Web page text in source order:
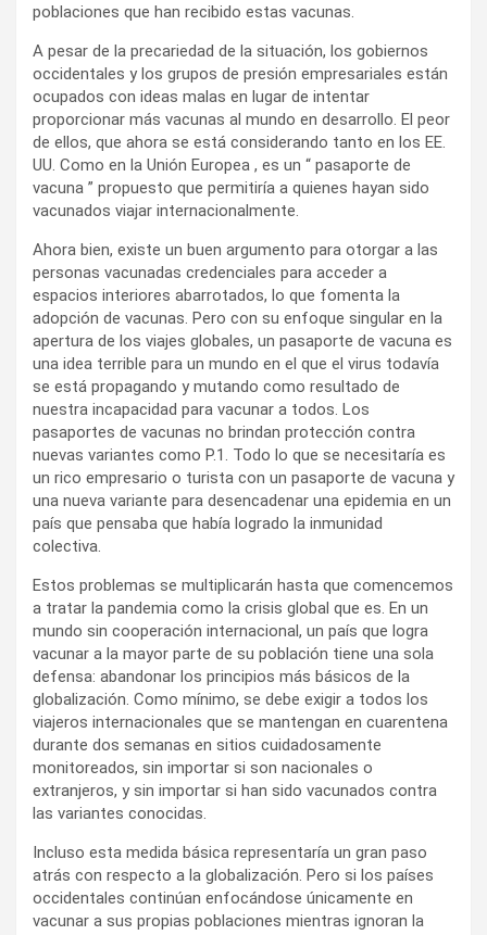
poblaciones que han recibido estas vacunas.
A pesar de la precariedad de la situación, los gobiernos
occidentales y los grupos de presión empresariales están
ocupados con ideas malas en lugar de intentar
proporcionar más vacunas al mundo en desarrollo. El peor
de ellos, que ahora se está considerando tanto en los EE.
UU. Como en la Unión Europea , es un “ pasaporte de
vacuna ” propuesto que permitiría a quienes hayan sido
vacunados viajar internacionalmente.
Ahora bien, existe un buen argumento para otorgar a las
personas vacunadas credenciales para acceder a
espacios interiores abarrotados, lo que fomenta la
adopción de vacunas. Pero con su enfoque singular en la
apertura de los viajes globales, un pasaporte de vacuna es
una idea terrible para un mundo en el que el virus todavía
se está propagando y mutando como resultado de
nuestra incapacidad para vacunar a todos. Los
pasaportes de vacunas no brindan protección contra
nuevas variantes como P.1. Todo lo que se necesitaría es
un rico empresario o turista con un pasaporte de vacuna y
una nueva variante para desencadenar una epidemia en un
país que pensaba que había logrado la inmunidad
colectiva.
Estos problemas se multiplicarán hasta que comencemos
a tratar la pandemia como la crisis global que es. En un
mundo sin cooperación internacional, un país que logra
vacunar a la mayor parte de su población tiene una sola
defensa: abandonar los principios más básicos de la
globalización. Como mínimo, se debe exigir a todos los
viajeros internacionales que se mantengan en cuarentena
durante dos semanas en sitios cuidadosamente
monitoreados, sin importar si son nacionales o
extranjeros, y sin importar si han sido vacunados contra
las variantes conocidas.
Incluso esta medida básica representaría un gran paso
atrás con respecto a la globalización. Pero si los países
occidentales continúan enfocándose únicamente en
vacunar a sus propias poblaciones mientras ignoran la